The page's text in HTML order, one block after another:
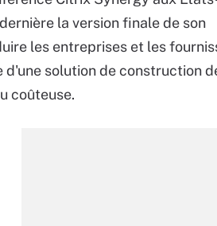
la version finale de son
les entreprises et les
d'une solution de construction
coûteuse.